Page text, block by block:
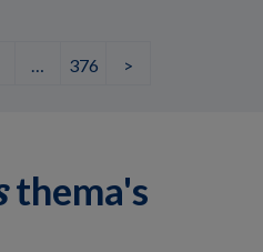
… 376 >
thema's